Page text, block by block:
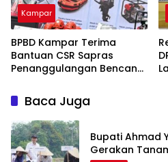
Kampar
BPBD Kampar Terima
Bantuan CSR Sapras
Penanggulangan Bencana
Nusantara Power
Baca Juga
Bupati Ahmad
Gerakan